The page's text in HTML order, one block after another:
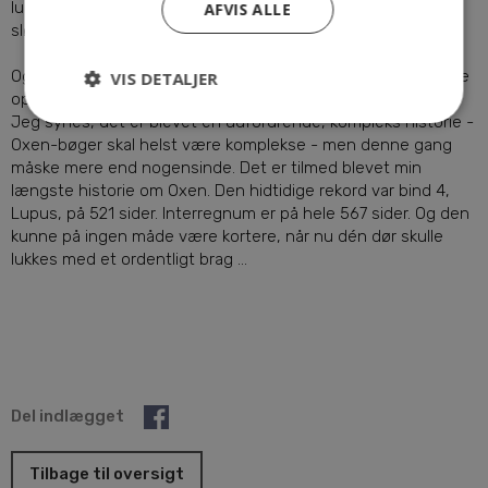
lukke den dør. Eller sagt på en anden måde: på tide at binde
sløjfe på de løse ender fra dengang.
Og det er præcist dét, Interregnum handler om: det endelige
opgør mod Danehof.
Jeg synes, det er blevet en udfordrende, kompleks historie -
Oxen-bøger skal helst være komplekse - men denne gang
måske mere end nogensinde. Det er tilmed blevet min
længste historie om Oxen. Den hidtidige rekord var bind 4,
Lupus, på 521 sider. Interregnum er på hele 567 sider. Og den
kunne på ingen måde være kortere, når nu dén dør skulle
lukkes med et ordentligt brag ...
Del indlægget
Tilbage til oversigt
AFVIS ALLE
VIS DETALJER